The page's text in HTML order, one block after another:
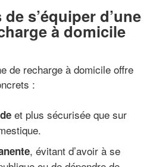
s’équiper d’une
à domicile
de recharge à domicile offre
:
et plus sécurisée que sur
, évitant d’avoir à se